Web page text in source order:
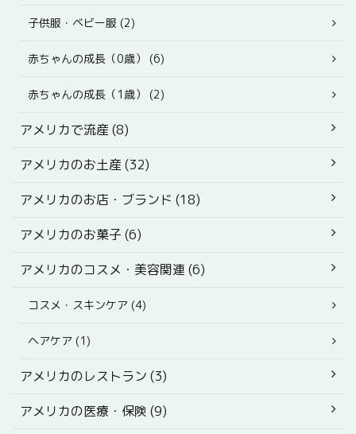
子供服・ベビー服 (2)
赤ちゃんの成長（0歳） (6)
赤ちゃんの成長（1歳） (2)
アメリカで流産 (8)
アメリカのお土産 (32)
アメリカのお店・ブランド (18)
アメリカのお菓子 (6)
アメリカのコスメ・美容関連 (6)
コスメ・スキンケア (4)
ヘアケア (1)
アメリカのレストラン (3)
アメリカの医療・保険 (9)